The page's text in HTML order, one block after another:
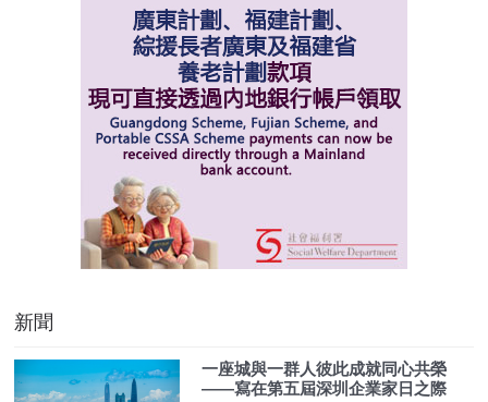
新聞
一座城與一群人彼此成就同心共榮
——寫在第五屆深圳企業家日之際